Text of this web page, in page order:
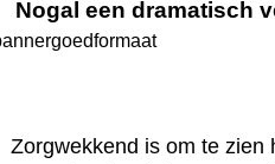
Nogal een dramatisch
Zorgwekkend is om te